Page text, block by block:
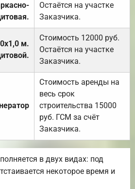
Остаётся на участке
Заказчика.
м.
Стоимость 12000 руб.
Остаётся на участке
Заказчика.
Стоимость аренды на
весь срок
строительства 15000
руб. ГСМ за счёт
Заказчика.
в двух видах: под
некоторое время и